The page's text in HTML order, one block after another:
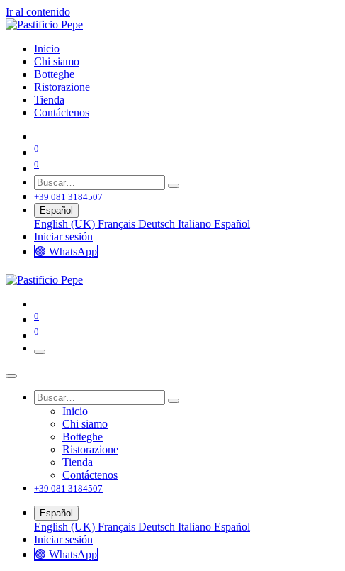
Ir al contenido
Inicio
Chi siamo
Botteghe
Ristorazione
Tienda
Contáctenos
0
0
+39 081 3184507
Español
English (UK) Français Deutsch Italiano Español
Iniciar sesión
🟢 WhatsApp
0
0
Inicio
Chi siamo
Botteghe
Ristorazione
Tienda
Contáctenos
+39 081 3184507
Español
English (UK) Français Deutsch Italiano Español
Iniciar sesión
🟢 WhatsApp